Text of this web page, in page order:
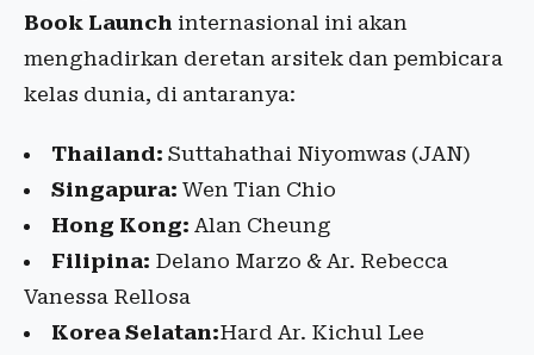
Book Launch internasional ini akan
menghadirkan deretan arsitek dan pembicara
kelas dunia, di antaranya:
Thailand: Suttahathai Niyomwas (JAN)
Singapura: Wen Tian Chio
Hong Kong: Alan Cheung
Filipina: Delano Marzo & Ar. Rebecca
Vanessa Rellosa
Korea Selatan:Hard Ar. Kichul Lee